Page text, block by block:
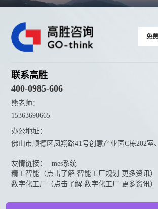
免
联系高胜
400-0985-606
熊老师：
15363690665
办公地址：
佛山市顺德区凤翔路41号创意产业园C栋202室
友情链接：
mes系统
精工智能（点击了解 智能工厂规划 更多资讯）
数字化工厂（点击了解 数字化工厂 更多资讯）